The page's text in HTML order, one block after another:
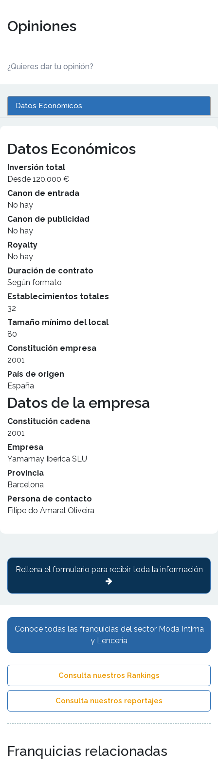
Opiniones
¿Quieres dar tu opinión?
Datos Económicos
Datos Económicos
Inversión total
Desde 120.000 €
Canon de entrada
No hay
Canon de publicidad
No hay
Royalty
No hay
Duración de contrato
Según formato
Establecimientos totales
32
Tamaño mínimo del local
80
Constitución empresa
2001
País de origen
España
Datos de la empresa
Constitución cadena
2001
Empresa
Yamamay Iberica SLU
Provincia
Barcelona
Persona de contacto
Filipe do Amaral Oliveira
Conoce todas las franquicias del sector Moda Intima
y Lencería
Consulta nuestros Rankings
Consulta nuestros reportajes
Franquicias relacionadas